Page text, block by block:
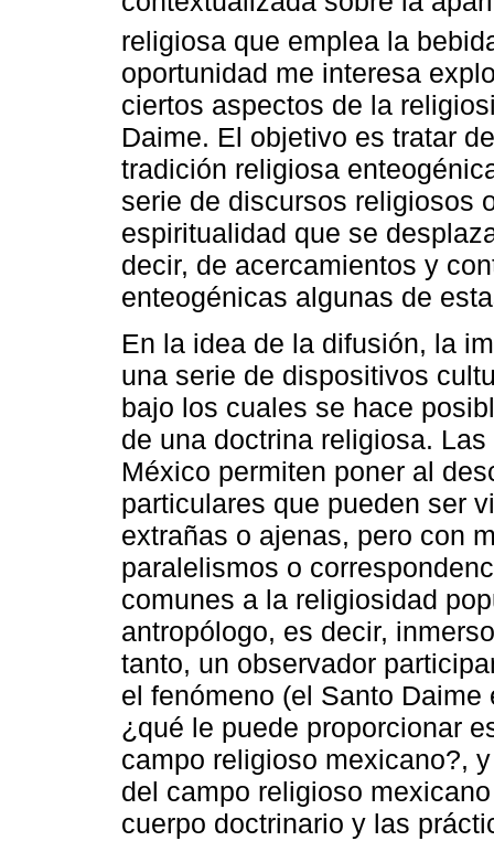
religiosa que emplea la
oportunidad me interesa
ciertos aspectos de la
Daime. El objetivo es tratar
tradición religiosa
serie de discursos religiosos
espiritualidad que se
decir, de acercamientos y
enteogénicas algunas de
En la idea de la difusión, la
una serie de dispositivos
bajo los cuales se hace
de una doctrina religiosa.
México permiten poner al
particulares que pueden ser
extrañas o ajenas, pero con
paralelismos o
comunes a la religiosidad
antropólogo, es decir,
tanto, un observador
el fenómeno (el Santo
¿qué le puede proporcionar
campo religioso mexicano?,
del campo religioso
cuerpo doctrinario y las